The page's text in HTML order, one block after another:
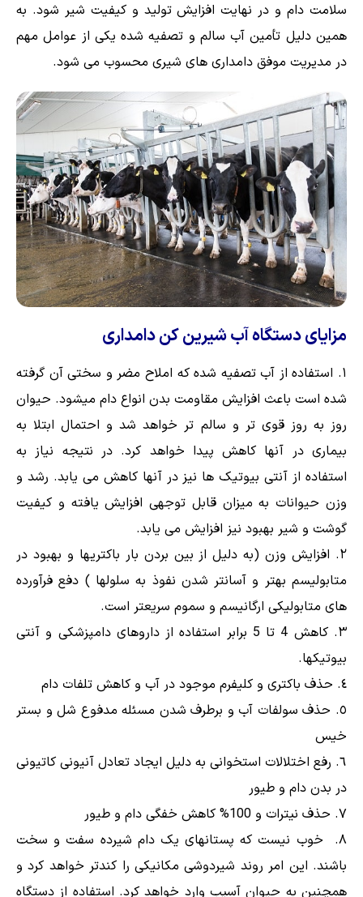
سلامت دام و در نهایت افزایش تولید و کیفیت شیر شود. به
همین دلیل تأمین آب سالم و تصفیه شده یکی از عوامل مهم
در مدیریت موفق دامداری های شیری محسوب می شود.
مزایای دستگاه آب شیرین کن دامداری
استفاده از آب تصفیه شده که املاح مضر و سختی آن گرفته
شده است باعث افزایش مقاومت بدن انواع دام میشود. حیوان
روز به روز قوی تر و سالم تر خواهد شد و احتمال ابتلا به
بیماری در آنها کاهش پیدا خواهد کرد. در نتیجه نیاز به
استفاده از آنتی بیوتیک ها نیز در آنها کاهش می یابد. رشد و
وزن حیوانات به میزان قابل توجهی افزایش یافته و کیفیت
گوشت و شیر بهبود نیز افزایش می یابد.
افزایش وزن (به دلیل از بین بردن بار باکتریها و بهبود در
متابولیسم بهتر و آسانتر شدن نفوذ به سلولها ) دفع فرآورده
های متابولیکی ارگانیسم و ​​سموم سریعتر است.
کاهش 4 تا 5 برابر استفاده از داروهای دامپزشکی و آنتی
بیوتیکها.
حذف باکتری و کلیفرم موجود در آب و کاهش تلفات دام
حذف سولفات آب و برطرف شدن مسئله مدفوع شل و بستر
خیس
رفع اختلالات استخوانی به دلیل ایجاد تعادل آنیونی کاتیونی
در بدن دام و طیور
حذف نیترات و 100% کاهش خفگی دام و طیور
خوب نیست که پستانهای یک دام شیرده سفت و سخت
باشند. این امر روند شیردوشی مکانیکی را کندتر خواهد کرد و
همچنین به حیوان آسیب وارد خواهد کرد. استفاده از دستگاه